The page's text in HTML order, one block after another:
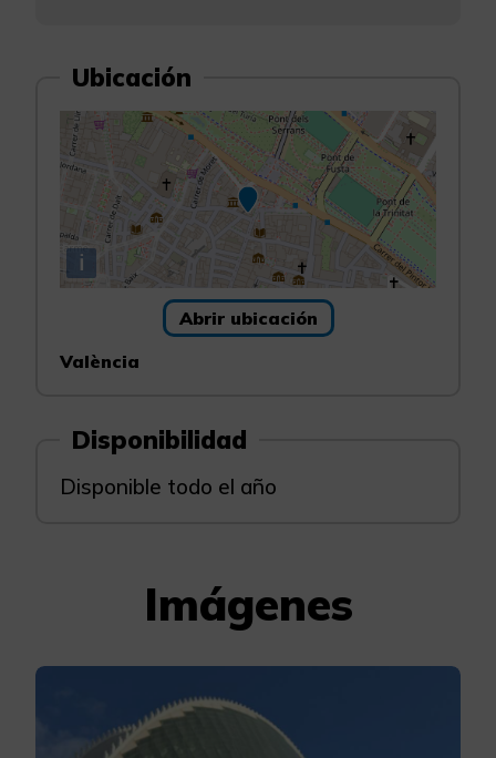
Ubicación
i
Abrir ubicación
València
Disponibilidad
Disponible todo el año
Imágenes